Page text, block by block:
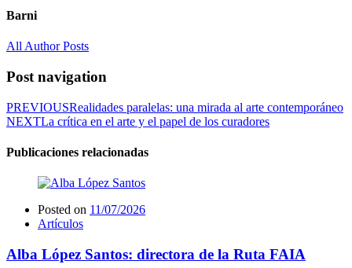
Barni
All Author Posts
Post navigation
PREVIOUSRealidades paralelas: una mirada al arte contemporáneo
NEXTLa crítica en el arte y el papel de los curadores
Publicaciones relacionadas
Posted on 11/07/2026
Artículos
Alba López Santos: directora de la Ruta FAIA